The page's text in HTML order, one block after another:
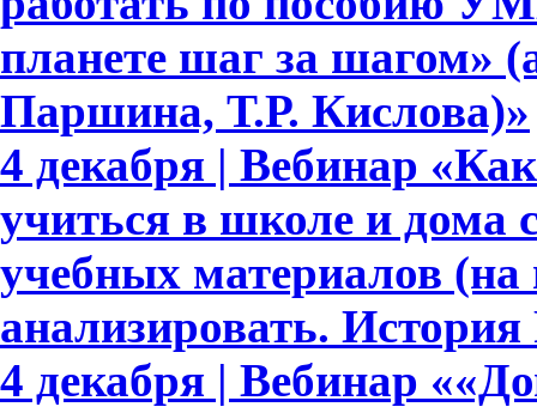
планете шаг за шагом»
Паршина, Т.Р. Кислова)»
4 декабря | Вебинар
учиться в школе и
учебных материалов
анализировать. История
4 декабря | Вебинар